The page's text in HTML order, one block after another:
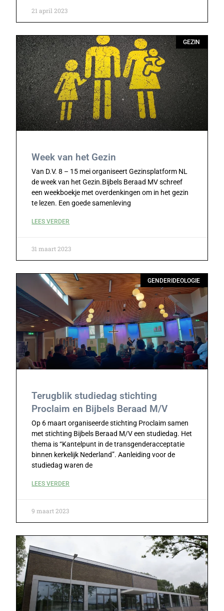
21 april 2023
GEZIN
Week van het Gezin
Van D.V. 8 – 15 mei organiseert Gezinsplatform NL
de week van het Gezin.Bijbels Beraad MV schreef
een weekboekje met overdenkingen om in het gezin
te lezen. Een goede samenleving
LEES VERDER
31 maart 2023
GENDERIDEOLOGIE
Terugblik studiedag stichting
Proclaim en Bijbels Beraad M/V
Op 6 maart organiseerde stichting Proclaim samen
met stichting Bijbels Beraad M/V een studiedag. Het
thema is “Kantelpunt in de transgenderacceptatie
binnen kerkelijk Nederland”. Aanleiding voor de
studiedag waren de
LEES VERDER
9 maart 2023